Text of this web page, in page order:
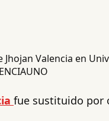
fue sustituido por